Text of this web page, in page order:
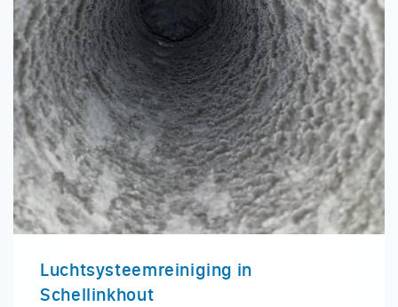
Luchtsysteemreiniging in
Schellinkhout